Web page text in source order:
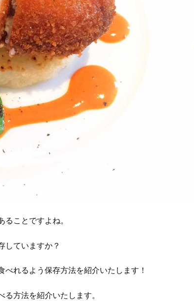
ことですよね。
していますか？
れるよう保存方法を紹介いたします！
方法を紹介いたします。